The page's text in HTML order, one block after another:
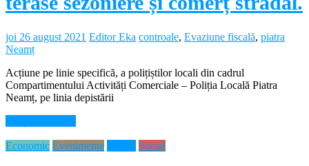
joi 26 august 2021 Editor Eka controale, Evaziune fiscală, piatra
Neamț
Acțiune pe linie specifică, a polițiștilor locali din cadrul
Compartimentului Activități Comerciale – Poliția Locală Piatra
Neamț, pe linia depistării
Economic Evenimente Social